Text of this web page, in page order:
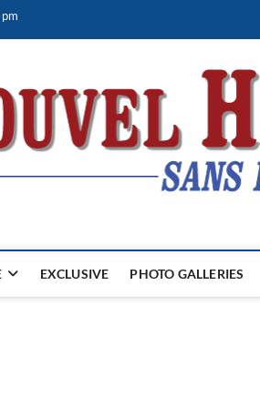
EXCLUSIVE PHOTO GALLERIES